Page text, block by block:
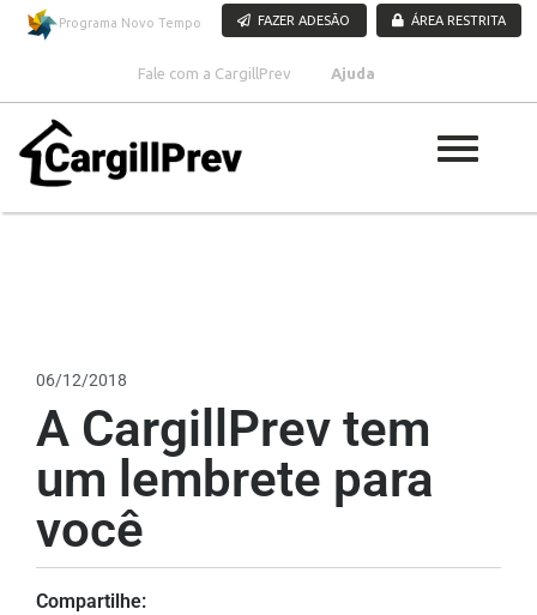
Pular para o conteúdo
Programa Novo Tempo FAZER ADESÃO ÁREA RESTRITA
Fale com a CargillPrev Ajuda
06/12/2018
A CargillPrev tem
um lembrete para
você
Compartilhe: